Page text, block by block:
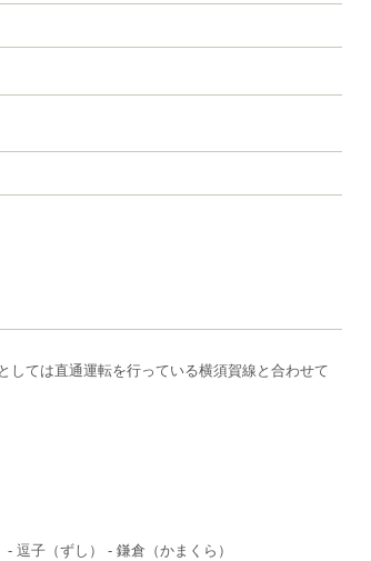
しては直通運転を行っている横須賀線と合わせて
逗子（ずし） - 鎌倉（かまくら）